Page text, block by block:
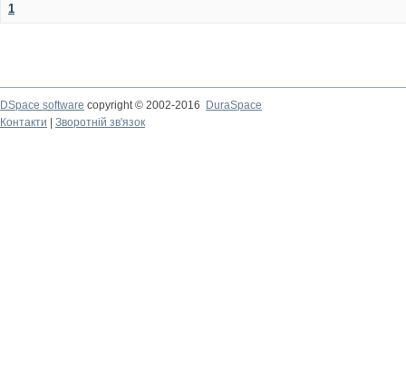
1
DSpace software copyright © 2002-2016
DuraSpace
Контакти
Зворотній зв'язок